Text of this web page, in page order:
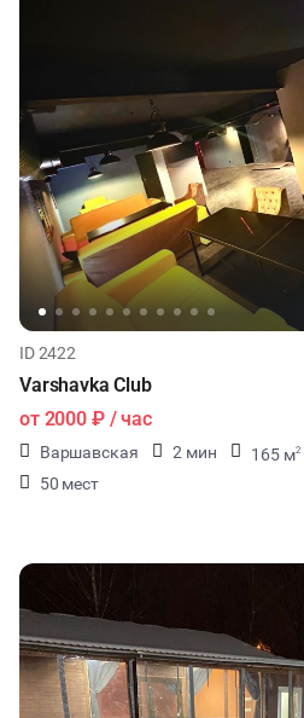
ID 2422
Varshavka Club
от 2000 ₽/ час
Варшавская 2 мин 165 м2
50 мест